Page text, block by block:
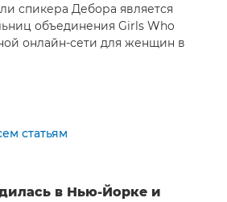
спикера Дебора является
объединения Girls Who
онлайн-сети для женщин в
статьям
в Нью-Йорке и